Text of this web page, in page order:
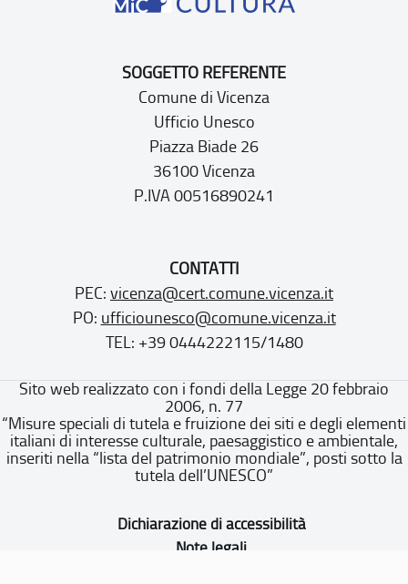
SOGGETTO REFERENTE
Comune di Vicenza
Ufficio Unesco
Piazza Biade 26
36100 Vicenza
P.IVA 00516890241
CONTATTI
PEC: vicenza@cert.comune.vicenza.it
PO: ufficiounesco@comune.vicenza.it
TEL: +39 0444222115/1480
Sito web realizzato con i fondi della Legge 20 febbraio
2006, n. 77
“Misure speciali di tutela e fruizione dei siti e degli elementi
italiani di interesse culturale, paesaggistico e ambientale,
inseriti nella “lista del patrimonio mondiale”, posti sotto la
tutela dell’UNESCO”
Dichiarazione di accessibilità
Note legali